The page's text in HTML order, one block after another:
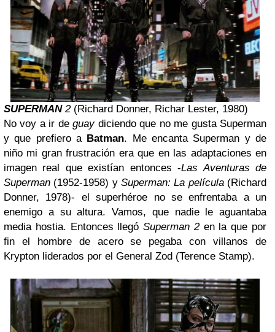
SUPERMAN2(Richard Donner, Richar Lester, 1980)
No voy a ir deguaydiciendo que no me gusta Superman
y que prefiero a Batman. Me encanta Superman y de
niño mi gran frustración era que en las adaptaciones en
imagen real que existían entonces -Las Aventuras de
Superman (1952-1958) y Superman: La película(Richard
Donner, 1978)- el superhéroe no se enfrentaba a un
enemigo a su altura. Vamos, que nadie le aguantaba
media hostia. Entonces llegóSuperman 2en la que por
fin el hombre de acero se pegaba con villanos de
Krypton liderados por el General Zod (Terence Stamp).